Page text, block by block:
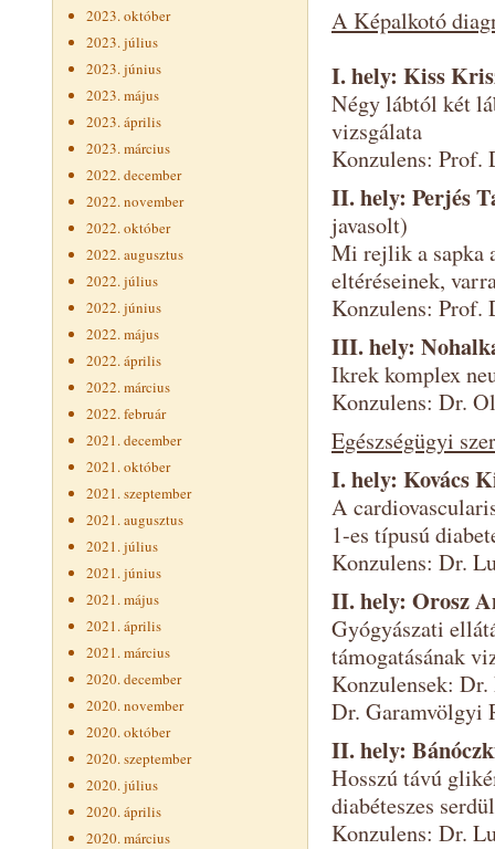
2023. október
2023. július
2023. június
2023. május
2023. április
2023. március
2022. december
2022. november
2022. október
2022. augusztus
2022. július
2022. június
2022. május
2022. április
2022. március
2022. február
2021. december
2021. október
2021. szeptember
2021. augusztus
2021. július
2021. június
2021. május
2021. április
2021. március
2020. december
2020. november
2020. október
2020. szeptember
2020. július
2020. április
2020. március
A Képalkotó
I. hely: Kiss
Négy lábtól két
vizsgálata
Konzulens: Prof.
II. hely: Perjés
javasolt)
Mi rejlik a sapka
eltéréseinek,
Konzulens: Prof.
III. hely:
Ikrek komplex
Konzulens: Dr.
Egészségügyi
I. hely: Kovács
A
1-es típusú
Konzulens: Dr.
II. hely: Orosz
Gyógyászati
támogatásának
Konzulensek:
Dr. Garamvölgyi
II. hely:
Hosszú távú
diabéteszes
Konzulens: Dr.